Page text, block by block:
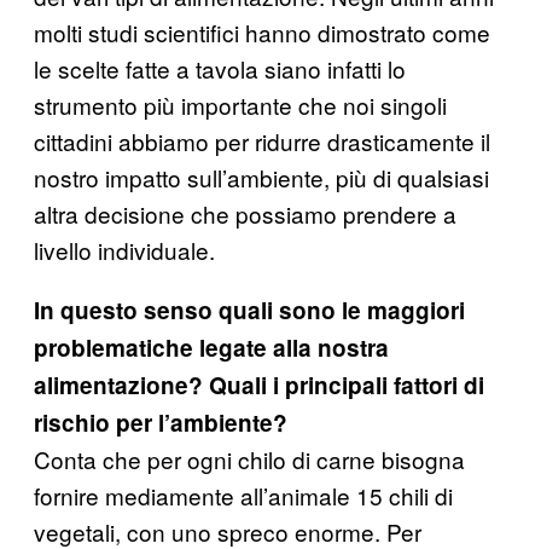
molti studi scientifici hanno dimostrato come
le scelte fatte a tavola siano infatti lo
strumento più importante che noi singoli
cittadini abbiamo per ridurre drasticamente il
nostro impatto sull’ambiente, più di qualsiasi
altra decisione che possiamo prendere a
livello individuale.
In questo senso quali sono le maggiori
problematiche legate alla nostra
alimentazione? Quali i principali fattori di
rischio per l’ambiente?
Conta che per ogni chilo di carne bisogna
fornire mediamente all’animale 15 chili di
vegetali, con uno spreco enorme. Per